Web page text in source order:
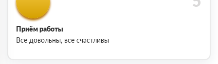
Приём работы
Все довольны, все счастливы